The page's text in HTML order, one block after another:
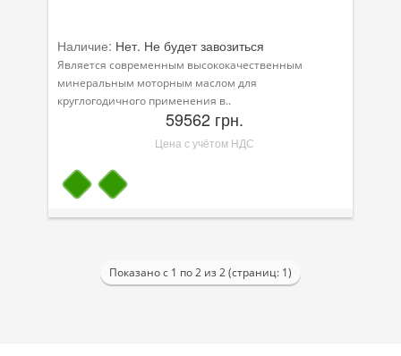
Зимняя программа
Наличие: Нет. Не будет завозиться
Является современным высококачественным
минеральным моторным маслом для
круглогодичного применения в..
59562 грн.
Цена с учётом НДС
Показано с 1 по 2 из 2 (страниц: 1)